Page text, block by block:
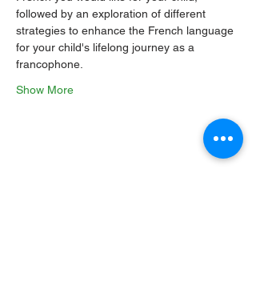
followed by an exploration of different
strategies to enhance the French language
for your child's lifelong journey as a
francophone.
Show More